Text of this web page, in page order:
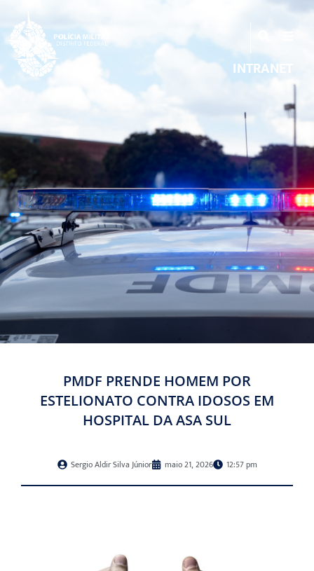
INTRANET
PMDF PRENDE HOMEM POR
ESTELIONATO CONTRA IDOSOS EM
HOSPITAL DA ASA SUL
Sergio Aldir Silva Júnior maio 21, 2026 12:57 pm